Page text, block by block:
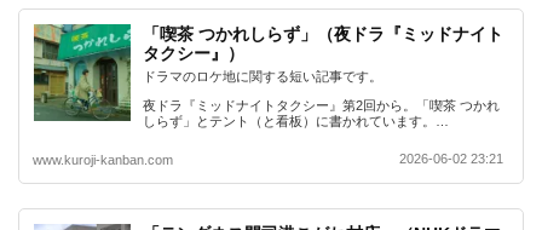
「喫茶 つかれしらず」（夜ドラ『ミッドナイト
タクシー』）
ドラマのロケ地に関する短い記事です。
夜ドラ『ミッドナイトタクシー』第2回から。「喫茶 つかれ
しらず」とテント（と看板）に書かれています。…
www.kuroji-kanban.com 2026-06-02 23:21